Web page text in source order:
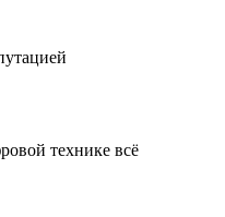
технике всё